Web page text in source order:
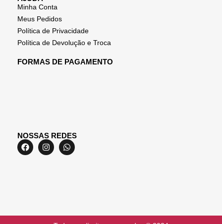
Minha Conta
Meus Pedidos
Política de Privacidade
Política de Devolução e Troca
FORMAS DE PAGAMENTO
NOSSAS REDES